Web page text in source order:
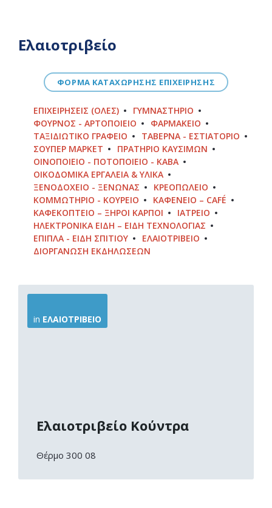
Ελαιοτριβείο
ΦΟΡΜΑ ΚΑΤΑΧΩΡΗΣΗΣ ΕΠΙΧΕΙΡΗΣΗΣ
ΕΠΙΧΕΙΡΉΣΕΙΣ (ΌΛΕΣ)
ΓΥΜΝΑΣΤΉΡΙΟ
ΦΟΎΡΝΟΣ - ΑΡΤΟΠΟΙΕΊΟ
ΦΑΡΜΑΚΕΊΟ
ΤΑΞΙΔΙΩΤΙΚΌ ΓΡΑΦΕΊΟ
ΤΑΒΈΡΝΑ - ΕΣΤΙΑΤΌΡΙΟ
ΣΟΎΠΕΡ ΜΆΡΚΕΤ
ΠΡΑΤΉΡΙΟ ΚΑΥΣΊΜΩΝ
ΟΙΝΟΠΟΙΕΊΟ - ΠΟΤΟΠΟΙΕΊΟ - ΚΆΒΑ
ΟΙΚΟΔΟΜΙΚΆ ΕΡΓΑΛΕΊΑ & ΥΛΙΚΆ
ΞΕΝΟΔΟΧΕΊΟ - ΞΕΝΏΝΑΣ
ΚΡΕΟΠΩΛΕΊΟ
ΚΟΜΜΩΤΉΡΙΟ - ΚΟΥΡΕΊΟ
ΚΑΦΕΝΕΊΟ – CAFÉ
ΚΑΦΕΚΟΠΤΕΊΟ – ΞΗΡΟΊ ΚΑΡΠΟΊ
ΙΑΤΡΕΊΟ
ΗΛΕΚΤΡΟΝΙΚΆ ΕΊΔΗ – ΕΊΔΗ ΤΕΧΝΟΛΟΓΊΑΣ
ΈΠΙΠΛΑ - ΕΊΔΗ ΣΠΙΤΙΟΎ
ΕΛΑΙΟΤΡΙΒΕΊΟ
ΔΙΟΡΓΆΝΩΣΗ ΕΚΔΗΛΏΣΕΩΝ
Ελαιοτριβείο Κούντρα
Θέρμο 300 08
in ΕΛΑΙΟΤΡΙΒΕΊΟ
More